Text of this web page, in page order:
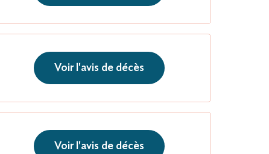
Voir l'avis de décès
Voir l'avis de décès